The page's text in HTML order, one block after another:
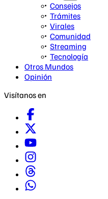
Consejos
Trámites
Virales
Comunidad
Streaming
Tecnología
Otros Mundos
Opinión
Visítanos en